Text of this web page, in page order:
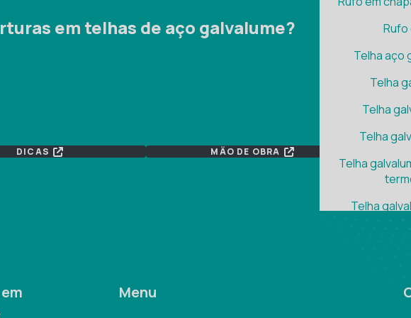
Rufo
Telha aço
Telha
Telha
Telha
Telha
Telha
Telha
em telhas de aço galvalume?
DICAS MÃO DE OBRA
Menu